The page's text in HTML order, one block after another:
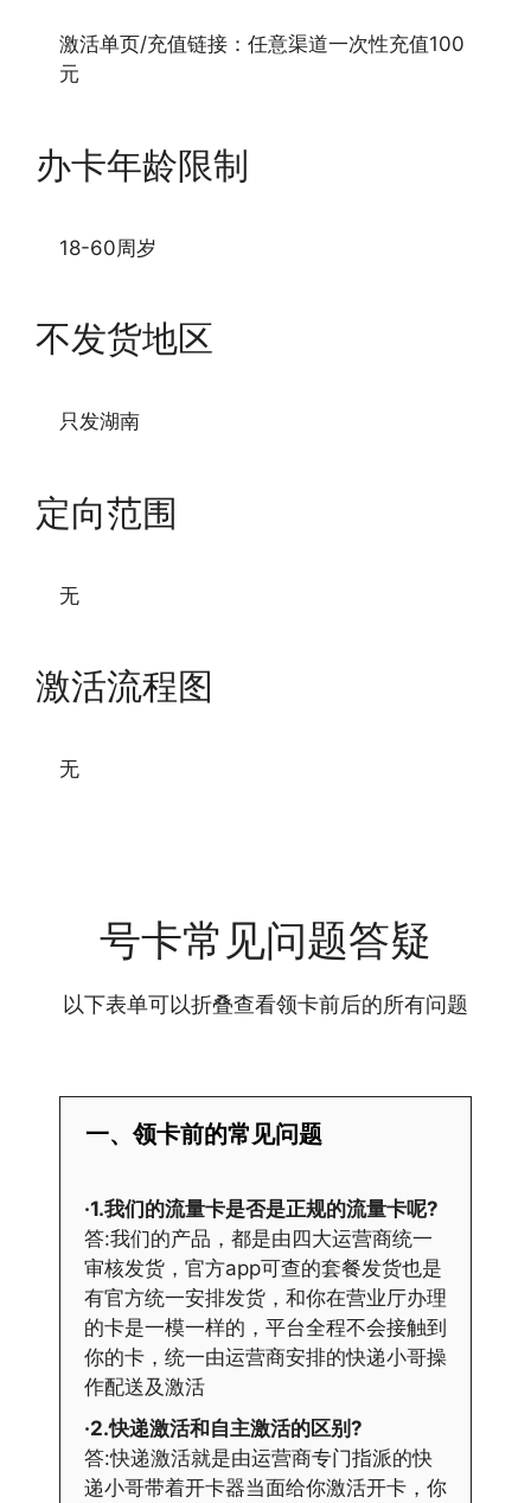
激活单页/充值链接：任意渠道一次性充值100
元
办卡年龄限制
18-60周岁
不发货地区
只发湖南
定向范围
无
激活流程图
无
号卡常见问题答疑
以下表单可以折叠查看领卡前后的所有问题
一、领卡前的常见问题
·1.我们的流量卡是否是正规的流量卡呢?
答:我们的产品，都是由四大运营商统一
审核发货，官方app可查的套餐发货也是
有官方统一安排发货，和你在营业厅办理
的卡是一模一样的，平台全程不会接触到
你的卡，统一由运营商安排的快递小哥操
作配送及激活
·2.快递激活和自主激活的区别?
答:快递激活就是由运营商专门指派的快
递小哥带着开卡器当面给你激活开卡，你